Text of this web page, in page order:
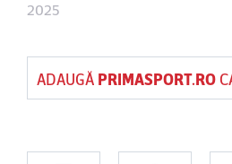
2025
ADAUGĂ PRIMASPORT.RO